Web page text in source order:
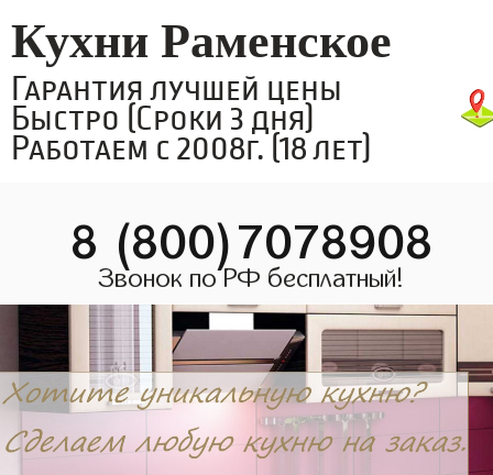
Кухни Раменское
Гарантия лучшей цены
Быстро (Сроки 3 дня)
Работаем с 2008г. (18 лет)
8 (800)7078908
Звонок по РФ бесплатный!